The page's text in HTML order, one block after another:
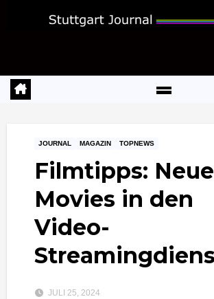
JOURNAL MAGAZIN TOPNEWS
Filmtipps: Neue
Movies in den
Video-
JULI 25, 2024